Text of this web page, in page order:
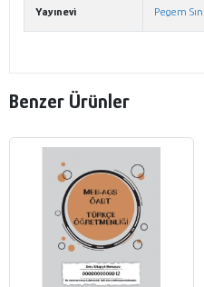
Yayınevi Pegem
Benzer Ürünler